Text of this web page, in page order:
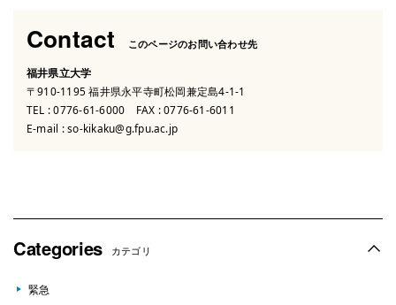
Contact このページのお問い合わせ先
福井県立大学
〒910-1195 福井県永平寺町松岡兼定島4-1-1
TEL :0776-61-6000 FAX : 0776-61-6011
E-mail :so-kikaku@g.fpu.ac.jp
Categories カテゴリ
緊急